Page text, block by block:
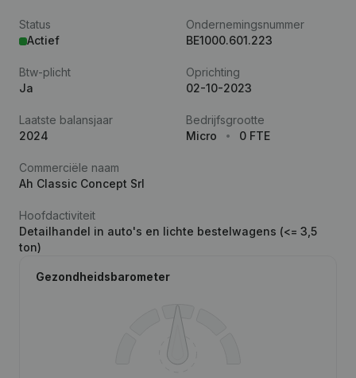
Status
Actief
Ondernemingsnummer
BE1000.601.223
Btw-plicht
Ja
Oprichting
02-10-2023
Laatste balansjaar
2024
Bedrijfsgrootte
Micro
0 FTE
Commerciële naam
Ah Classic Concept Srl
Hoofdactiviteit
Detailhandel in auto's en lichte bestelwagens (<= 3,5
ton)
Gezondheidsbarometer